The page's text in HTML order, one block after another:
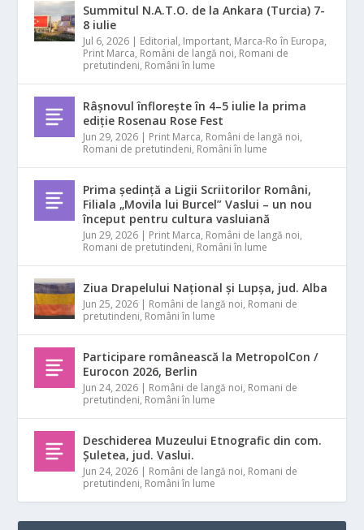
Summitul N.A.T.O. de la Ankara (Turcia) 7-
8 iulie
Jul 6, 2026 | Editorial, Important, Marca-Ro în Europa,
Print Marca, Români de langă noi, Romani de
pretutindeni, Români în lume
Râșnovul înflorește în 4–5 iulie la prima
ediție Rosenau Rose Fest
Jun 29, 2026 | Print Marca, Români de langă noi,
Romani de pretutindeni, Români în lume
Prima ședință a Ligii Scriitorilor Români,
Filiala „Movila lui Burcel” Vaslui – un nou
început pentru cultura vasluiană
Jun 29, 2026 | Print Marca, Români de langă noi,
Romani de pretutindeni, Români în lume
Ziua Drapelului Național și Lupșa, jud. Alba
Jun 25, 2026 | Români de langă noi, Romani de
pretutindeni, Români în lume
Participare românească la MetropolCon /
Eurocon 2026, Berlin
Jun 24, 2026 | Români de langă noi, Romani de
pretutindeni, Români în lume
Deschiderea Muzeului Etnografic din com.
Șuletea, jud. Vaslui.
Jun 24, 2026 | Români de langă noi, Romani de
pretutindeni, Români în lume